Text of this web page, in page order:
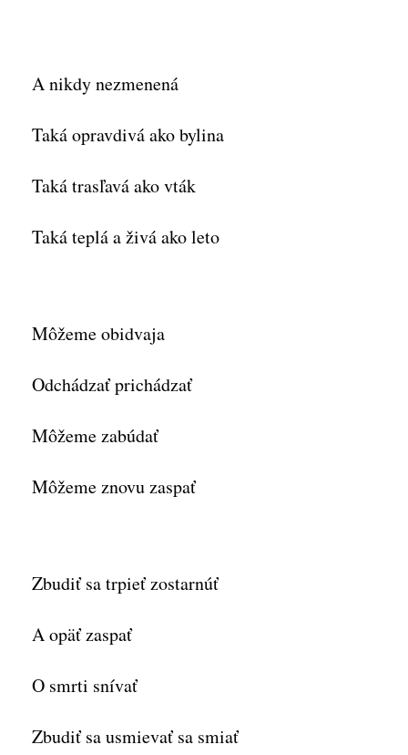
A nikdy nezmenená
Taká opravdivá ako bylina
Taká trasľavá ako vták
Taká teplá a živá ako leto
Môžeme obidvaja
Odchádzať prichádzať
Môžeme zabúdať
Môžeme znovu zaspať
Zbudiť sa trpieť zostarnúť
A opäť zaspať
O smrti snívať
Zbudiť sa usmievať sa smiať